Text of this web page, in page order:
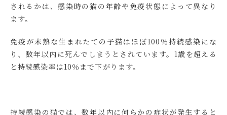
されるかは、感染時の猫の年齢や免疫状態によって異なり
ます。
免疫が未熟な生まれたての子猫はほぼ100％持続感染にな
り、数年以内に死んでしまうとされています。1歳を超える
と持続感染率は10％まで下がります。
持続感染の猫では、数年以内に何らかの症状が発生すると